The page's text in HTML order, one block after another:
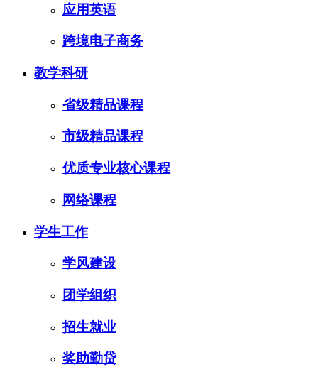
应用英语
跨境电子商务
教学科研
省级精品课程
市级精品课程
优质专业核心课程
网络课程
学生工作
学风建设
团学组织
招生就业
奖助勤贷